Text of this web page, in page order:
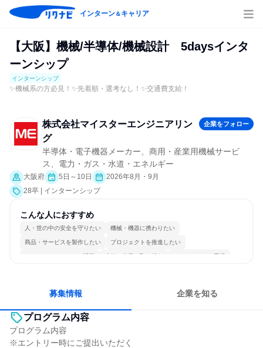
インターン＆キャリア
【大阪】機械/半導体/機械設計 5daysインタ
ーンシップ
インターンシップ
✨機械系の方必見！✨先着順・選考なし！✨交通費支給！
株式会社マイスターエンジニアリン
グ
企業をフォロー
半導体・電子機器メーカー、商用・産業用機械サービ
ス、電力・ガス・水道・エネルギー
大阪府 5日～10日
2026年8月・9月
28卒 | インターンシップ
こんな人におすすめ
人・世の中の安全を守りたい 機械・機器に携わりたい
商品・サービスを製作したい プロジェクトを推進したい
コミュニケーションが活発 冷静に仕事に取り組む チームワークを重視
募集情報 企業を知る
プログラム内容
プログラム内容
※エントリー時にご提出いただく